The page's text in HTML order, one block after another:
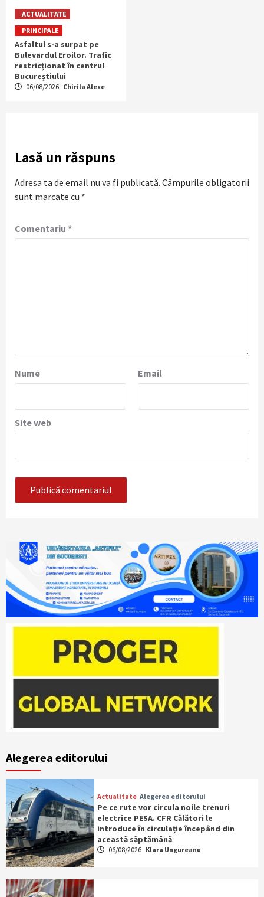
ACTUALITATE
PRINCIPALE
Asfaltul s-a surpat pe
Bulevardul Eroilor. Trafic
restricționat în centrul
Bucureștiului
06/08/2026 Chirila Alexe
Lasă un răspuns
Adresa ta de email nu va fi publicată. Câmpurile obligatorii
sunt marcate cu *
Comentariu *
Nume Email
Site web
Alegerea editorului
Actualitate Alegerea editorului
Pe ce rute vor circula noile trenuri
electrice PESA. CFR Călători le
introduce în circulație începând din
această săptămână
06/08/2026 Klara Ungureanu